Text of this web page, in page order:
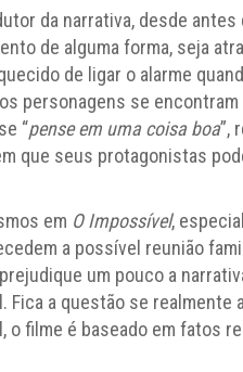
da narrativa, desde
de alguma forma, seja
de ligar o alarme
personagens se
“pense em uma coisa boa”,
que seus protagonistas
em O Impossível,
a possível reunião
um pouco a
Fica a questão se
o filme é baseado em fatos